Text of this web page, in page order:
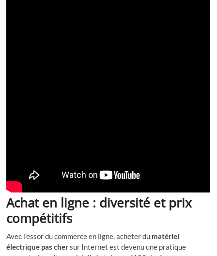
Achat en ligne : diversité et prix
compétitifs
Avec l’essor du commerce en ligne, acheter du matériel
électrique pas chersur Internet est devenu une pratique